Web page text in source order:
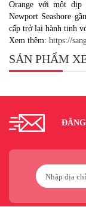
Orange với một dịp
Newport Seashore
cấp trở lại hành tinh
Xem thêm: https://
SẢN PHẨM